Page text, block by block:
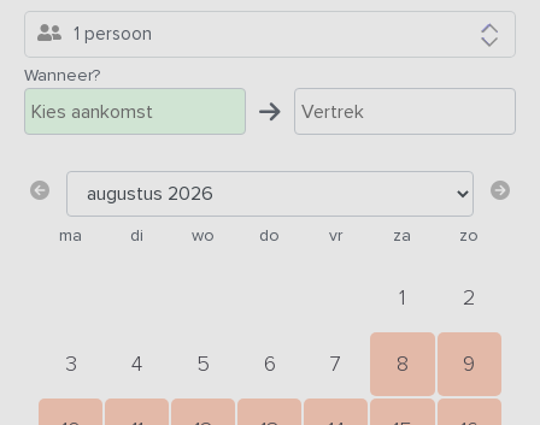
1 persoon
Wanneer?
ma di wo do vr za zo
1 2
3 4 5 6 7 8 9